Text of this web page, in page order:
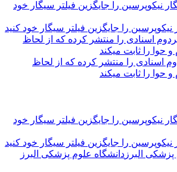
نیکوپرسین را جایگزین فیلتر سیگار خود کنید
اسنادی را منتشر کرده که از لحاظ
حوا را ثابت میکند
نیکوپرسین را جایگزین فیلتر سیگار خود کنید
دانشگاه علوم پزشکی البرز